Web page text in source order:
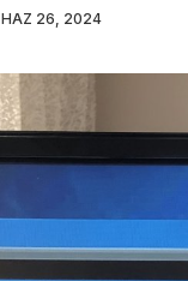
HAZ 26, 2024